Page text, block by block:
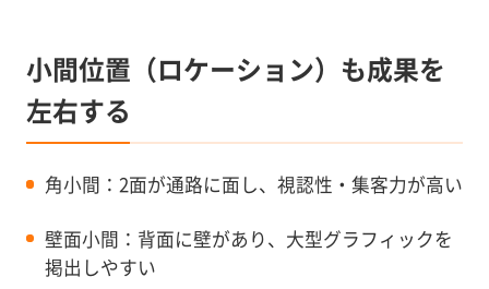
小間位置（ロケーション）も成果を
左右する
角小間：2面が通路に面し、視認性・集客力が高い
壁面小間：背面に壁があり、大型グラフィックを
掲出しやすい